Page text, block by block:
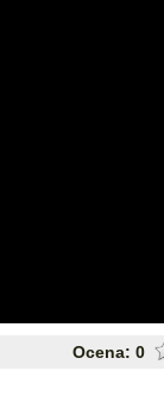
Ocena: 0